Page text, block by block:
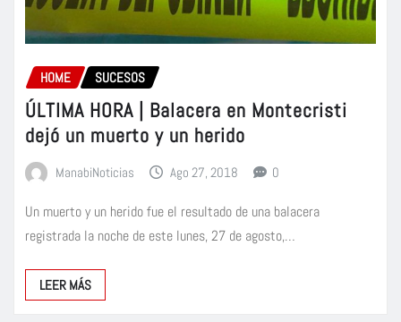
HOME SUCESOS
ÚLTIMA HORA | Balacera en Montecristi
dejó un muerto y un herido
ManabiNoticias Ago 27, 2018 0
Un muerto y un herido fue el resultado de una balacera
registrada la noche de este lunes, 27 de agosto,…
LEER MÁS